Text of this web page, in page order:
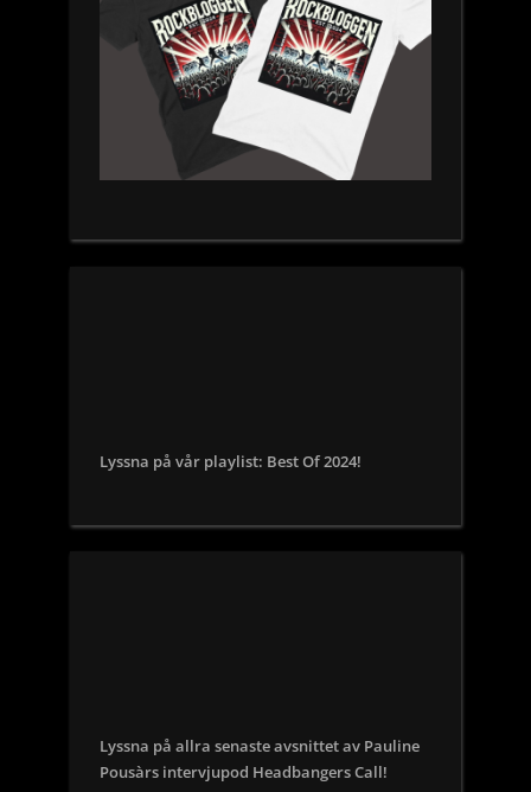
Lyssna på vår playlist: Best Of 2024!
Lyssna på allra senaste avsnittet av Pauline
Pousàrs intervjupod Headbangers Call!